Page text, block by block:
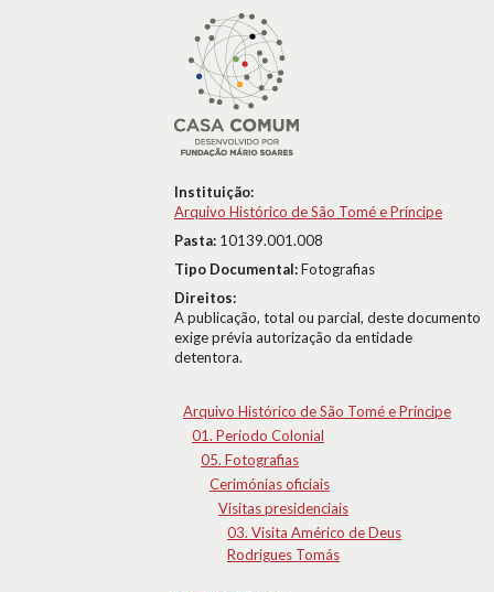
Instituição:
Arquivo Histórico de São Tomé e Príncipe
Pasta: 10139.001.008
Tipo Documental:Fotografias
Direitos:
A publicação, total ou parcial, deste documento
exige prévia autorização da entidade
detentora.
Arquivo Histórico de São Tomé e Príncipe
01. Período Colonial
05. Fotografias
Cerimónias oficiais
Visitas presidenciais
03. Visita Américo de Deus
Rodrigues Tomás